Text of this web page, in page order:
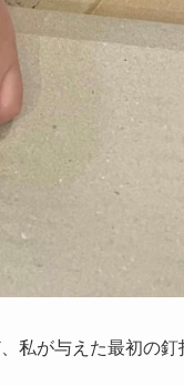
私が与えた最初の釘